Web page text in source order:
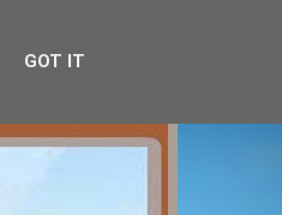
GOT IT